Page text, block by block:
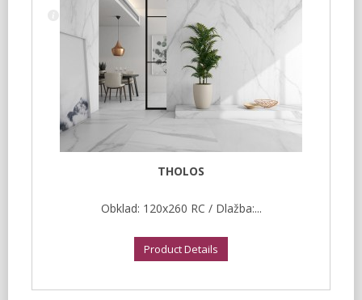
THOLOS
Obklad: 120x260 RC / Dlažba:...
Product Details